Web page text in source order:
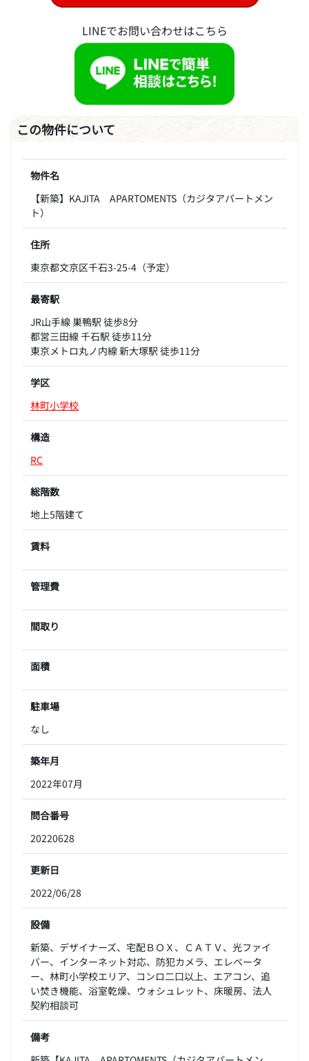
LINEでお問い合わせはこちら
この物件について
物件名
【新築】KAJITA APARTOMENTS（カジタアパートメン
ト）
住所
東京都文京区千石3-25-4（予定）
最寄駅
JR山手線 巣鴨駅 徒歩8分
都営三田線 千石駅 徒歩11分
東京メトロ丸ノ内線 新大塚駅 徒歩11分
学区
林町小学校
構造
RC
総階数
地上5階建て
賃料
管理費
間取り
面積
駐車場
なし
築年月
2022年07月
問合番号
20220628
更新日
2022/06/28
設備
新築、デザイナーズ、宅配ＢＯＸ、ＣＡＴＶ、光ファイ
バー、インターネット対応、防犯カメラ、エレベータ
ー、林町小学校エリア、コンロ二口以上、エアコン、追
い焚き機能、浴室乾燥、ウォシュレット、床暖房、法人
契約相談可
備考